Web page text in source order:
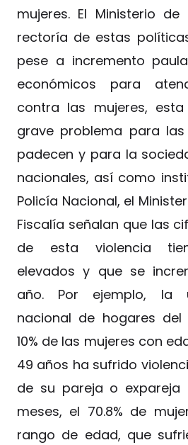
mujeres. El Ministerio
rectoría de estas
pese a incremento
económicos para
contra las mujeres,
grave problema para
padecen y para la
nacionales, así como
Policía Nacional, el
Fiscalía señalan que las
de esta violencia
elevados y que se
año. Por ejemplo, la
nacional de hogares del
10% de las mujeres con
49 años ha sufrido
de su pareja o expareja
meses, el 70.8% de
rango de edad, que